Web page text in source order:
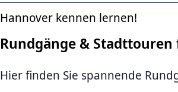
Hannover kennen lernen!
Rundgänge &
Hier finden Sie spannende